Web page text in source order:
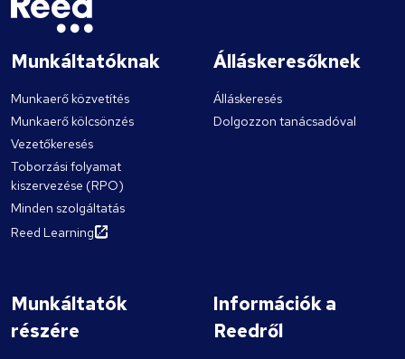
Munkáltatóknak
Munkaerő közvetítés
Munkaerő kölcsönzés
Vezetőkeresés
Toborzási folyamat
kiszervezése (RPO)
Minden szolgáltatás
Reed Learning
Álláskeresőknek
Álláskeresés
Dolgozzon tanácsadóval
Munkáltatók
részére
Információk a
Reedről